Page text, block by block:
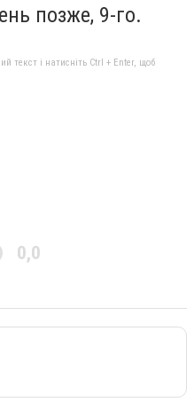
позже, 9-го.
текст і натисніть Ctrl + Enter, щоб
0,0